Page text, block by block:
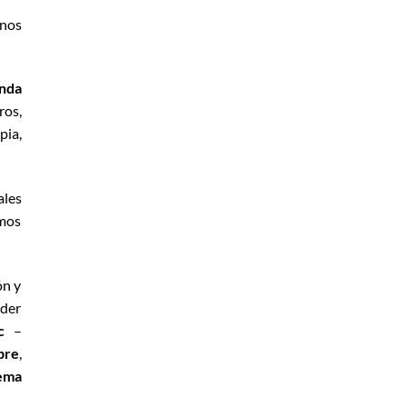
y
–
,